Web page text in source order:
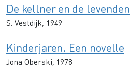
De kellner en de levenden
S. Vestdijk, 1949
Kinderjaren. Een novelle
Jona Oberski, 1978